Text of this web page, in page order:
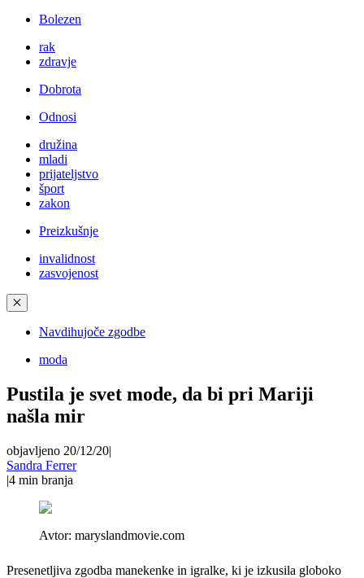
Bolezen
rak
zdravje
Dobrota
Odnosi
družina
mladi
prijateljstvo
šport
zakon
Preizkušnje
invalidnost
zasvojenost
✕
Navdihujoče zgodbe
moda
Pustila je svet mode, da bi pri Mariji
našla mir
objavljeno 20/12/20|
Sandra Ferrer
|4 min branja
Avtor: maryslandmovie.com
Presenetljiva zgodba manekenke in igralke, ki je izkusila globoko